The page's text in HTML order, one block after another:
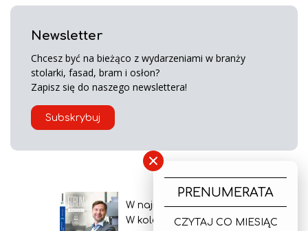
Newsletter
Chcesz być na bieżąco z wydarzeniami w branży
stolarki, fasad, bram i osłon?
Zapisz się do naszego newslettera!
Subskrybuj
W najnowszym wydaniu
W kolejnym numerze
×
PRENUMERATA
CZYTAJ CO MIESIĄC